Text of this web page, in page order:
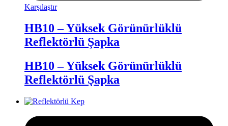
Karşılaştır
HB10 – Yüksek Görünürlüklü
Reflektörlü Şapka
HB10 – Yüksek Görünürlüklü
Reflektörlü Şapka